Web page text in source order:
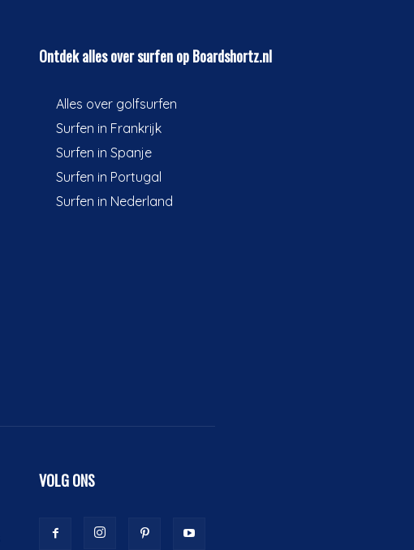
Ontdek alles over surfen op Boardshortz.nl
Alles over golfsurfen
Surfen in Frankrijk
Surfen in Spanje
Surfen in Portugal
Surfen in Nederland
VOLG ONS